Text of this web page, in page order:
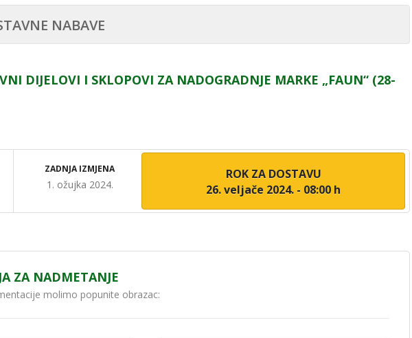
NABAVE
DIJELOVI I SKLOPOVI ZA NADOGRADNJE MARKE „FAUN“ (28-
ZADNJA IZMJENA
1. ožujka 2024.
ROK ZA DOSTAVU
26. veljače 2024. - 08:00 h
ZA NADMETANJE
molimo popunite obrazac: